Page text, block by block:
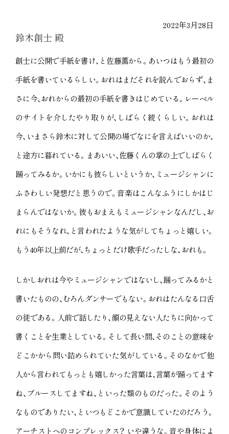
2022年3月28日
鈴木創士 殿
創士に公開で手紙を書け、と佐藤薫から。あいつはもう最初の
手紙を書いているらしい。おれはまだそれを読んでおらず、ま
さに今、おれからの最初の手紙を書きはじめている。レーベル
のサイトを介したやり取りが、しばらく続くらしい。おれは
今、いまさら鈴木に対して公開の場でなにを言えばいいのか、
と途方に暮れている。まあいい、佐藤くんの掌の上でしばらく
踊ってみるか。いかにも彼らしいというか、ミュージシャンに
ふさわしい発想だと思うので。音楽はこんなふうにしかはじ
まらんではないか。彼もおまえもミュージシャンなんだし、お
れにもそうなれ、と言われたような気がしてちょっと嬉しい。
もう40年以上前だが、ちょっとだけ歌手だったしな、おれも。
しかしおれは今やミュージシャンではないし、踊ってみるかと
書いたものの、むろんダンサーでもない。おれはたんなる口舌
の徒である。人前で話したり、顔の見えない人たちに向かって
書くことを生業としている。そして長い間、そのことの意味を
どこかから問い詰められていた気がしている。そのなかで他
人から言われてもっとも嬉しかった言葉は、言葉が踊ってます
ね、ブルースしてますね、といった類のものだった。そのよう
なものでありたい、といつもどこかで意識していたのだろう。
アーチストへのコンプレックス？ いや違うな。音や身体によ